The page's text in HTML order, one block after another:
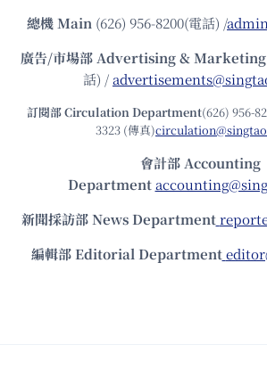
總機Main (626) 956-8200(電話) /
廣告/市場部Advertising & Marketing
話) /
訂閱部 Circulation Department(626) 956-
3323 (傳真)
會計部 Accounting
Department
新聞採訪部 News Department
編輯部 Editorial Department